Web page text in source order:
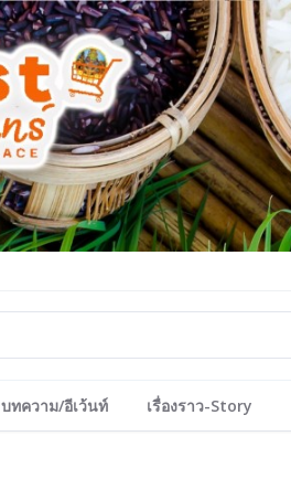
บทความ/อีเว้นท์ เรื่องราว-Story